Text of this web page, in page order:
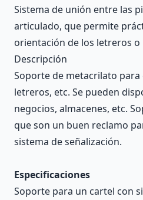
Sistema de unión entre las
articulado, que permite
orientación de los letreros
Descripción
Soporte de metacrilato para
letreros, etc. Se pueden
negocios, almacenes, etc.
que son un buen reclamo
sistema de señalización.
Especificaciones
Soporte para un cartel con